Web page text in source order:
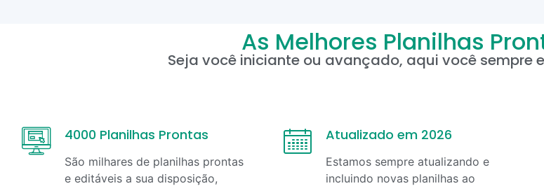
As Melhores Planilhas
Seja você iniciante ou avançado, aqui você sempre
4000 Planilhas Prontas
São milhares de planilhas prontas
e editáveis a sua disposição,
Atualizado em 2026
Estamos sempre atualizando e
incluindo novas planilhas ao